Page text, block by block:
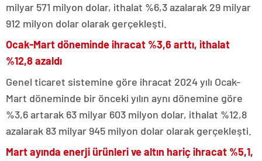
milyar 571 milyon dolar, ithalat %6,3 azalarak 29 milyar
912 milyon dolar olarak gerçekleşti.
Ocak-Mart döneminde ihracat %3,6 arttı, ithalat
%12,8 azaldı
Genel ticaret sistemine göre ihracat 2024 yılı Ocak-
Mart döneminde bir önceki yılın aynı dönemine göre
%3,6 artarak 63 milyar 603 milyon dolar, ithalat %12,8
azalarak 83 milyar 945 milyon dolar olarak gerçekleşti.
Mart ayında enerji ürünleri ve altın hariç ihracat %5,1,